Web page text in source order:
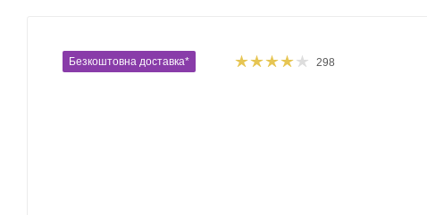
Безкоштовна доставка* 298